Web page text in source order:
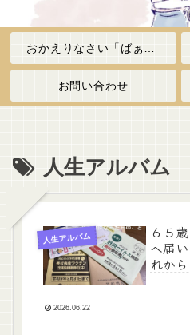
お問い合わせ
人生アルバム
人生アルバム
６５
へ届
れか
2026.06.22